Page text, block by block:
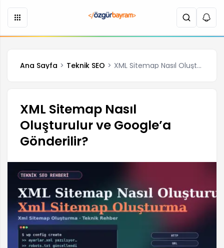
Ana Sayfa Teknik SEO XML Sitemap Nasıl Oluşturulur ve Google’a Gönderilir?
XML Sitemap Nasıl
Oluşturulur ve Google’a
Gönderilir?